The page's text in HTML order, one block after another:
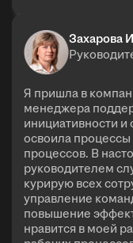
Захарова
Я пришла в
менеджера
инициативности
освоила
процессов. В
руководителем
курирую всех
управление
повышение
нравится в моей